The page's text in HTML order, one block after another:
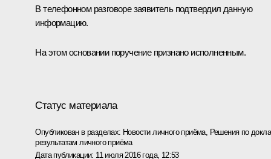
В телефонном разговоре заявитель подтвердил данную
информацию.
На этом основании поручение признано исполненным.
Статус материала
Опубликован в разделах: Новости личного приёма, Решения по
результатам личного приёма
Дата публикации: 11 июля 2016 года, 12:53